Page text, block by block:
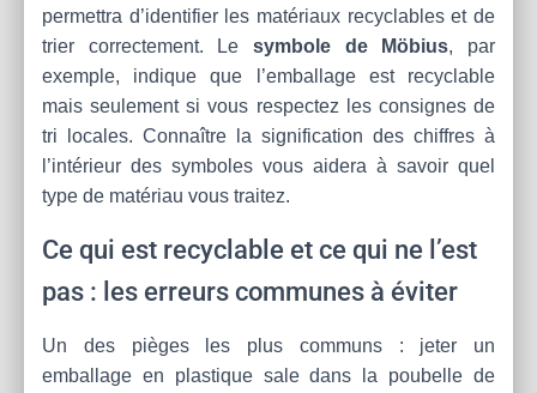
permettra d’identifier les matériaux recyclables et de
trier correctement. Le symbole de Möbius, par
exemple, indique que l’emballage est recyclable
mais seulement si vous respectez les consignes de
tri locales. Connaître la signification des chiffres à
l’intérieur des symboles vous aidera à savoir quel
type de matériau vous traitez.
Ce qui est recyclable et ce qui ne l’est
pas : les erreurs communes à éviter
Un des pièges les plus communs : jeter un
emballage en plastique sale dans la poubelle de